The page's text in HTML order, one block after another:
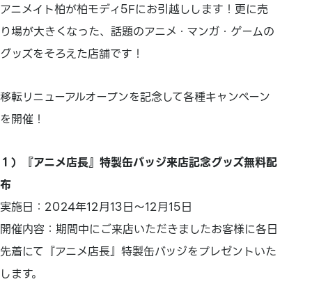
アニメイト柏が柏モディ5Fにお引越しします！更に売
り場が大きくなった、話題のアニメ・マンガ・ゲームの
グッズをそろえた店舗です！
移転リニューアルオープンを記念して各種キャンペーン
を開催！
１）『アニメ店長』特製缶バッジ来店記念グッズ無料配
布
実施日：2024年12月13日～12月15日
開催内容：期間中にご来店いただきましたお客様に各日
先着にて『アニメ店長』特製缶バッジをプレゼントいた
します。